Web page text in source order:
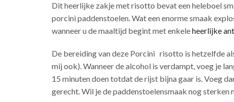
Dit heerlijke zakje met risotto bevat een heleboel
porcini paddenstoelen. Wat een enorme smaak
wanneer u de maaltijd begint met enkeleheerlijke
De bereiding van deze Porcini risotto is hetzelfde
mij ook). Wanneer de alcohol is verdampt, voeg je
15 minuten doen totdat de rijst bijna gaar is. Voeg
gerecht. Wil je de paddenstoelensmaak nog sterken